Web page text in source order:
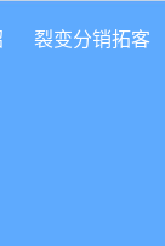
裂变分销拓客
盈易